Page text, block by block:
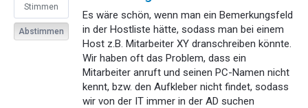
Es wäre schön, wenn man ein Bemerkungsfeld
in der Hostliste hätte, sodass man bei einem
Host z.B. Mitarbeiter XY dranschreiben könnte.
Wir haben oft das Problem, dass ein
Mitarbeiter anruft und seinen PC-Namen nicht
kennt, bzw. den Aufkleber nicht findet, sodass
wir von der IT immer in der AD suchen
Stimmen
Abstimmen